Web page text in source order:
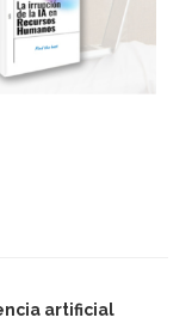
artificial